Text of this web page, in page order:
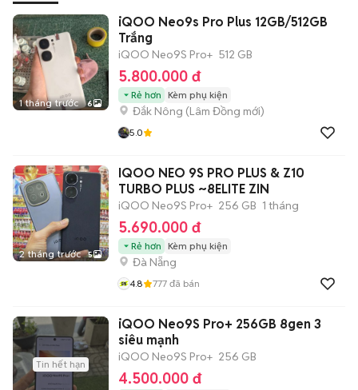
1 tháng trước 6
iQOO Neo9s Pro Plus 12GB/512GB
Trắng
iQOO Neo9S Pro+ 512 GB
5.800.000 đ
Rẻ hơn Kèm phụ kiện
Đắk Nông (Lâm Đồng mới)
5.0
2 tháng trước 5
IQOO NEO 9S PRO PLUS & Z10
TURBO PLUS ~8ELITE ZIN
iQOO Neo9S Pro+ 256 GB 1 tháng
5.690.000 đ
Rẻ hơn Kèm phụ kiện
Đà Nẵng
4.8 777 đã bán
Tin hết hạn
iQOO Neo9S Pro+ 256GB 8gen 3
siêu mạnh
iQOO Neo9S Pro+ 256 GB
4.500.000 đ